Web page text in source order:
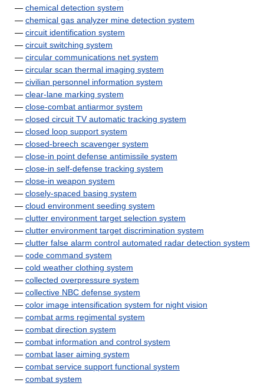
— chemical detection system
— chemical gas analyzer mine detection system
— circuit identification system
— circuit switching system
— circular communications net system
— circular scan thermal imaging system
— civilian personnel information system
— clear-lane marking system
— close-combat antiarmor system
— closed circuit TV automatic tracking system
— closed loop support system
— closed-breech scavenger system
— close-in point defense antimissile system
— close-in self-defense tracking system
— close-in weapon system
— closely-spaced basing system
— cloud environment seeding system
— clutter environment target selection system
— clutter environment target discrimination system
— clutter false alarm control automated radar detection system
— code command system
— cold weather clothing system
— collected overpressure system
— collective NBC defense system
— color image intensification system for night vision
— combat arms regimental system
— combat direction system
— combat information and control system
— combat laser aiming system
— combat service support functional system
— combat system